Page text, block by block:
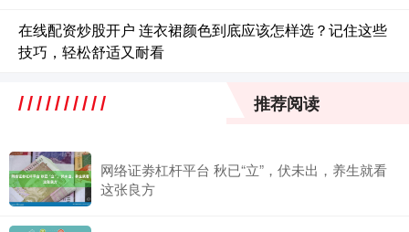
在线配资炒股开户 连衣裙颜色到底应该怎样选？记住这些
技巧，轻松舒适又耐看
推荐阅读
网络证劵杠杆平台 秋已“立”，伏未出，养生就看
这张良方